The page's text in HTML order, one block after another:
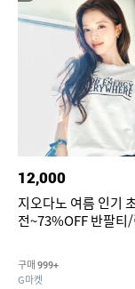
12,000
지오다노 여름 인기
전~73%OFF 반팔티/린넨/반바
구매 999+
G마켓